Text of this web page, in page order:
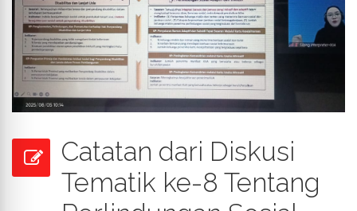
Catatan dari Diskusi
Tematik ke-8 Tentang